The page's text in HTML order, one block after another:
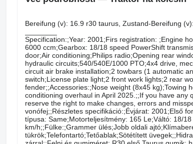
Bereifung ​​​​​​​​​‌‌​​​​‌​​​​​​​​​‌‌‌​‌​‌​​​​​​​​​‌‌‌​‌​​​​​​​​​​​‌‌​‌‌‌‌​​​​​​​​​‌‌​‌‌​​​​​​​​​​​‌‌​‌​​‌​​​​​​​​​‌‌​‌‌‌​​​​​​​​​​‌‌​​‌​‌(v): 16.9 r30 taurus, Zustand-Bereifung
Specification:;Year: 2001;Firs registration: ;Engine
6000 ccm;Gearbox: 18/18 speed PowerShift
door;Air conditioning;Philips radio;Opening rear
hydraulic circuits;540/540E/1000 PTO;4x4 drive,
circuit air brake installation;2 towbars (1 automatic
switch;License plate light;2 front work lights;2 rear
fender;;Accessories:;Nose weight (8x45 kg);Towing
conditioning overhaul in April 2025.;;If you have
reserve the right to make changes, errors and
vonófej;;Részletes specifikáció:;Évjárat: 2001;Első
típusa: Same;Motorteljesítmény: 165 Le;Váltó: 18/
km/h;;Fülke:;Grammer ülés;Jobb oldali
tükrök;Telefontartó;Tetőablak;Sötétített